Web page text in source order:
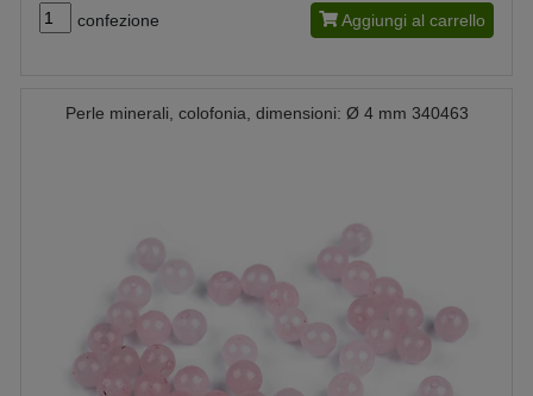
confezione Aggiungi al carrello
Perle minerali, colofonia, dimensioni: Ø 4 mm 340463